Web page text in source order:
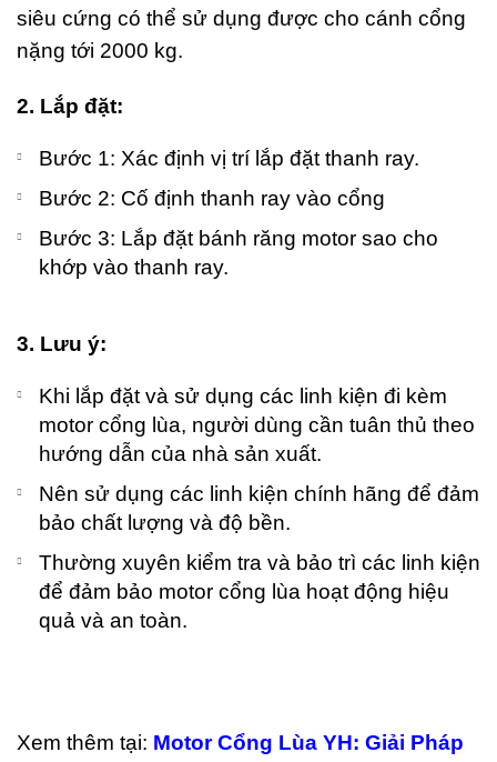
siêu cứng có thể sử dụng được cho cánh cổng
nặng tới 2000 kg.
2. Lắp đặt:
Bước 1: Xác định vị trí lắp đặt thanh ray.
Bước 2: Cố định thanh ray vào cổng
Bước 3: Lắp đặt bánh răng motor sao cho
khớp vào thanh ray.
3. Lưu ý:
Khi lắp đặt và sử dụng các linh kiện đi kèm
motor cổng lùa, người dùng cần tuân thủ theo
hướng dẫn của nhà sản xuất.
Nên sử dụng các linh kiện chính hãng để đảm
bảo chất lượng và độ bền.
Thường xuyên kiểm tra và bảo trì các linh kiện
để đảm bảo motor cổng lùa hoạt động hiệu
quả và an toàn.
Xem thêm tại: Motor Cổng Lùa YH: Giải Pháp